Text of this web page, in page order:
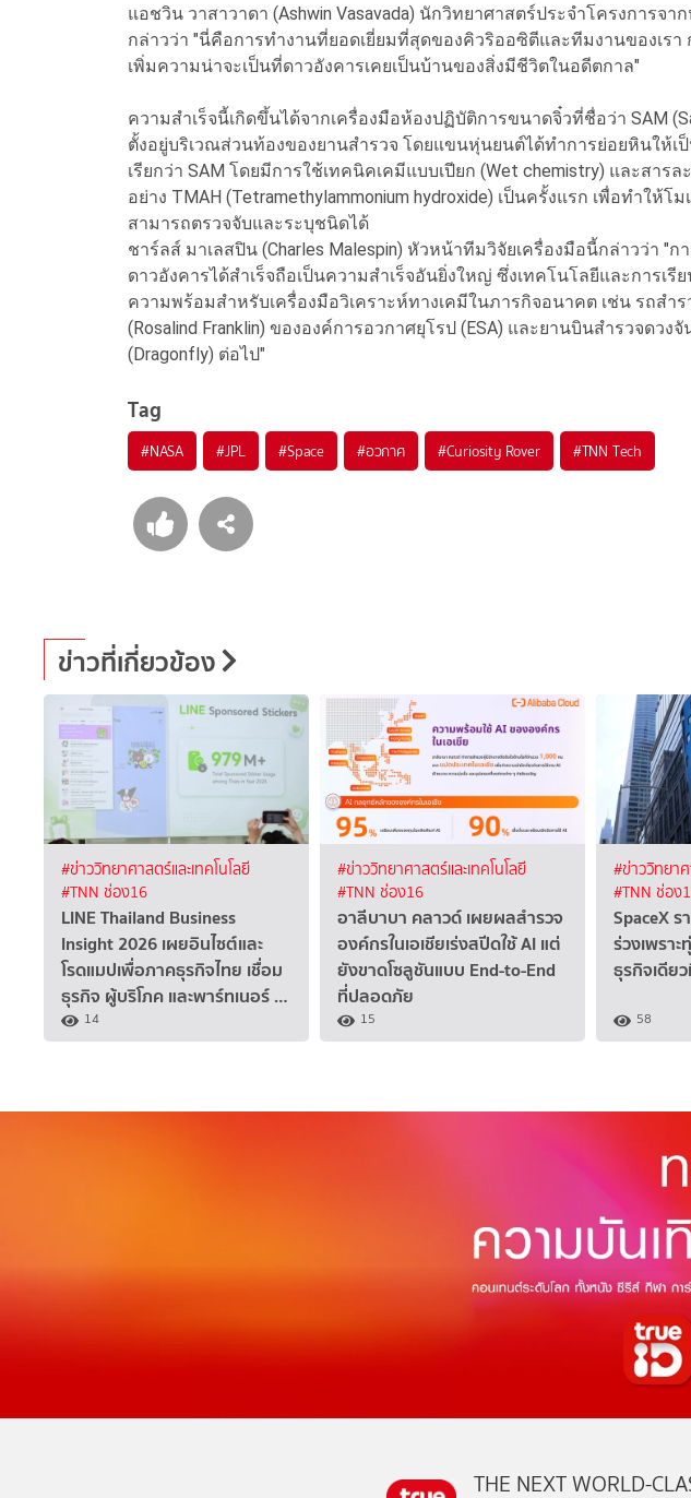
แอชวิน วาสาวาดา (Ashwin Vasavada) นักวิทยาศาสตร์ประจำโครงการจ
กล่าวว่า "นี่คือการทำงานที่ยอดเยี่ยมที่สุดของคิวริออซิตีและทีมงานของเร
เพิ่มความน่าจะเป็นที่ดาวอังคารเคยเป็นบ้านของสิ่งมีชีวิตในอดีตกาล"
ความสำเร็จนี้เกิดขึ้นได้จากเครื่องมือห้องปฏิบัติการขนาดจิ๋วที่ชื่อว่า SAM
ตั้งอยู่บริเวณส่วนท้องของยานสำรวจ โดยแขนหุ่นยนต์ได้ทำการย่อยหินให้เป็
เรียกว่า SAM โดยมีการใช้เทคนิคเคมีแบบเปียก (Wet chemistry) และสาร
อย่าง TMAH (Tetramethylammonium hydroxide) เป็นครั้งแรก เพื่อทำให้
สามารถตรวจจับและระบุชนิดได้
ชาร์ลส์ มาเลสปิน (Charles Malespin) หัวหน้าทีมวิจัยเครื่องมือนี้กล่าวว่า "
ดาวอังคารได้สำเร็จถือเป็นความสำเร็จอันยิ่งใหญ่ ซึ่งเทคโนโลยีและการเรี
ความพร้อมสำหรับเครื่องมือวิเคราะห์ทางเคมีในภารกิจอนาคต เช่น รถสำ
(Rosalind Franklin) ขององค์การอวกาศยุโรป (ESA) และยานบินสำรวจดวง
(Dragonfly) ต่อไป"
Tag
#NASA #JPL #Space #อวกาศ #Curiosity Rover #TNN Tech
ข่าวที่เกี่ยวข้อง
#ข่าววิทยาศาสตร์และเทคโนโลยี
#TNN ช่อง16
LINE Thailand Business
Insight 2026 เผยอินไซต์และ
โรดแมปเพื่อภาคธุรกิจไทย เชื่อม
ธุรกิจ ผู้บริโภค และพาร์ทเนอร์ …
14
#ข่าววิทยาศาสตร์และเทคโนโลยี
#TNN ช่อง16
อาลีบาบา คลาวด์ เผยผลสำรวจ
องค์กรในเอเชียเร่งสปีดใช้ AI แต่
ยังขาดโซลูชันแบบ End-to-End
ที่ปลอดภัย
15
#ข่าววิทยาศ
#TNN ช่อง
SpaceX
ร่วงเพรา
ธุรกิจเดีย
58
THE NEXT WORLD-